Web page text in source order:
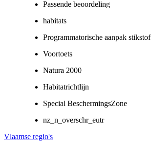
Passende beoordeling
habitats
Programmatorische aanpak stikstof
Voortoets
Natura 2000
Habitatrichtlijn
Special BeschermingsZone
nz_n_overschr_eutr
Vlaamse regio's